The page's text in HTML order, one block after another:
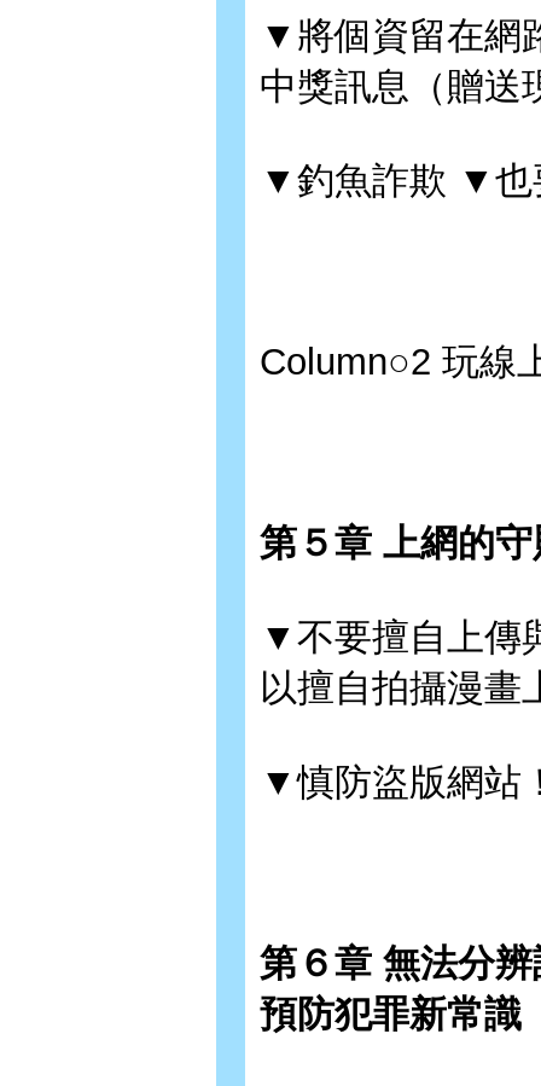
▼將個資留在網
中獎訊息（贈送
▼釣魚詐欺 ▼也
Column○2 玩線
第５章 上網的
▼不要擅自上傳
以擅自拍攝漫畫
▼慎防盜版網站
第６章 無法分
預防犯罪新常識